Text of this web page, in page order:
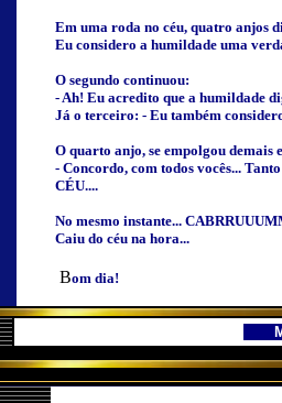
Em uma roda no céu, quatro anjos
Eu considero a humildade uma
O segundo continuou:
- Ah! Eu acredito que a humildade
Já o terceiro: - Eu também
O quarto anjo, se empolgou demais
- Concordo, com todos vocês...
CÉU....
No mesmo instante...
Caiu do céu na hora...
Bom dia!